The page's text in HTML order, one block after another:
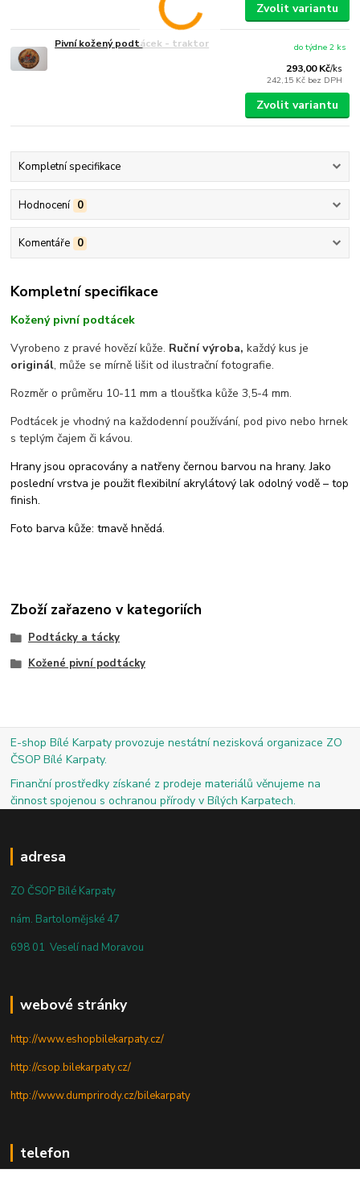
Zvolit variantu
Pivní kožený podtácek - traktor
293,00 Kč/ks
242,15 Kč bez DPH
do týdne 2 ks
Zvolit variantu
Kompletní specifikace
Hodnocení 0
Komentáře 0
Kompletní specifikace
Kožený pivní podtácek
Vyrobeno z pravé hovězí kůže. Ruční výroba, každý kus je
originál, může se mírně lišit od ilustrační fotografie.
Rozměr o průměru 10-11 mm a tloušťka kůže 3,5-4 mm.
Podtácek je vhodný na každodenní používání, pod pivo nebo hrnek
s teplým čajem či kávou.
Hrany jsou opracovány a natřeny černou barvou na hrany. Jako
poslední vrstva je použit flexibilní akrylátový lak odolný vodě – top
finish.
Foto barva kůže: tmavě hnědá.
Zboží zařazeno v kategoriích
Podtácky a tácky
Kožené pivní podtácky
E-shop Bílé Karpaty provozuje nestátní nezisková organizace ZO
ČSOP Bílé Karpaty.
Finanční prostředky získané z prodeje materiálů věnujeme na
činnost spojenou s ochranou přírody v Bílých Karpatech.
adresa
ZO ČSOP Bílé Karpaty
nám. Bartolomějské 47
698 01 Veselí nad Moravou
webové stránky
http://www.eshopbilekarpaty.cz/
http://csop.bilekarpaty.cz/
http://www.dumprirody.cz/bilekarpaty
telefon